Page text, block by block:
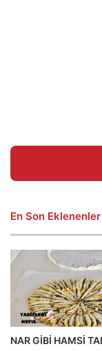
En Son Eklenenler
NAR GİBİ HAMSİ